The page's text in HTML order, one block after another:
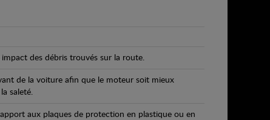
des débris trouvés sur la route.
de la voiture afin que le moteur soit mieux
saleté.
aux plaques de protection en plastique ou en